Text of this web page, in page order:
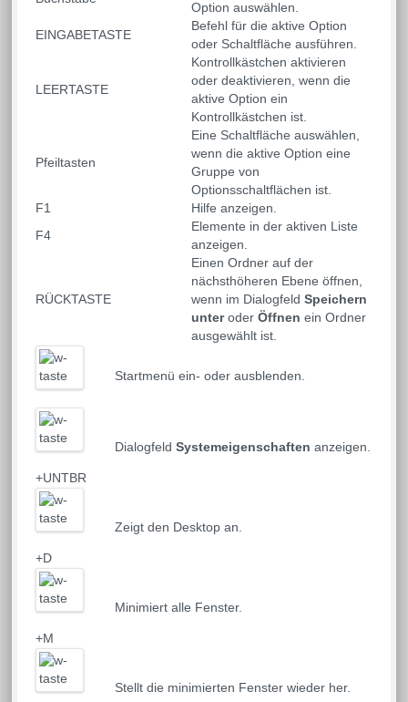
Option auswählen.
EINGABETASTE
Befehl für die aktive Option
oder Schaltfläche ausführen.
LEERTASTE
Kontrollkästchen aktivieren
oder deaktivieren, wenn die
aktive Option ein
Kontrollkästchen ist.
Pfeiltasten
Eine Schaltfläche auswählen,
wenn die aktive Option eine
Gruppe von
Optionsschaltflächen ist.
F1
Hilfe anzeigen.
F4
Elemente in der aktiven Liste
anzeigen.
RÜCKTASTE
Einen Ordner auf der
nächsthöheren Ebene öffnen,
wenn im DialogfeldSpeichern
unteroderÖffnen ein Ordner
ausgewählt ist.
Startmenü ein- oder ausblenden.
+UNTBR
DialogfeldSystemeigenschaften anzeigen.
+D
Zeigt den Desktop an.
+M
Minimiert alle Fenster.
Stellt die minimierten Fenster wieder her.